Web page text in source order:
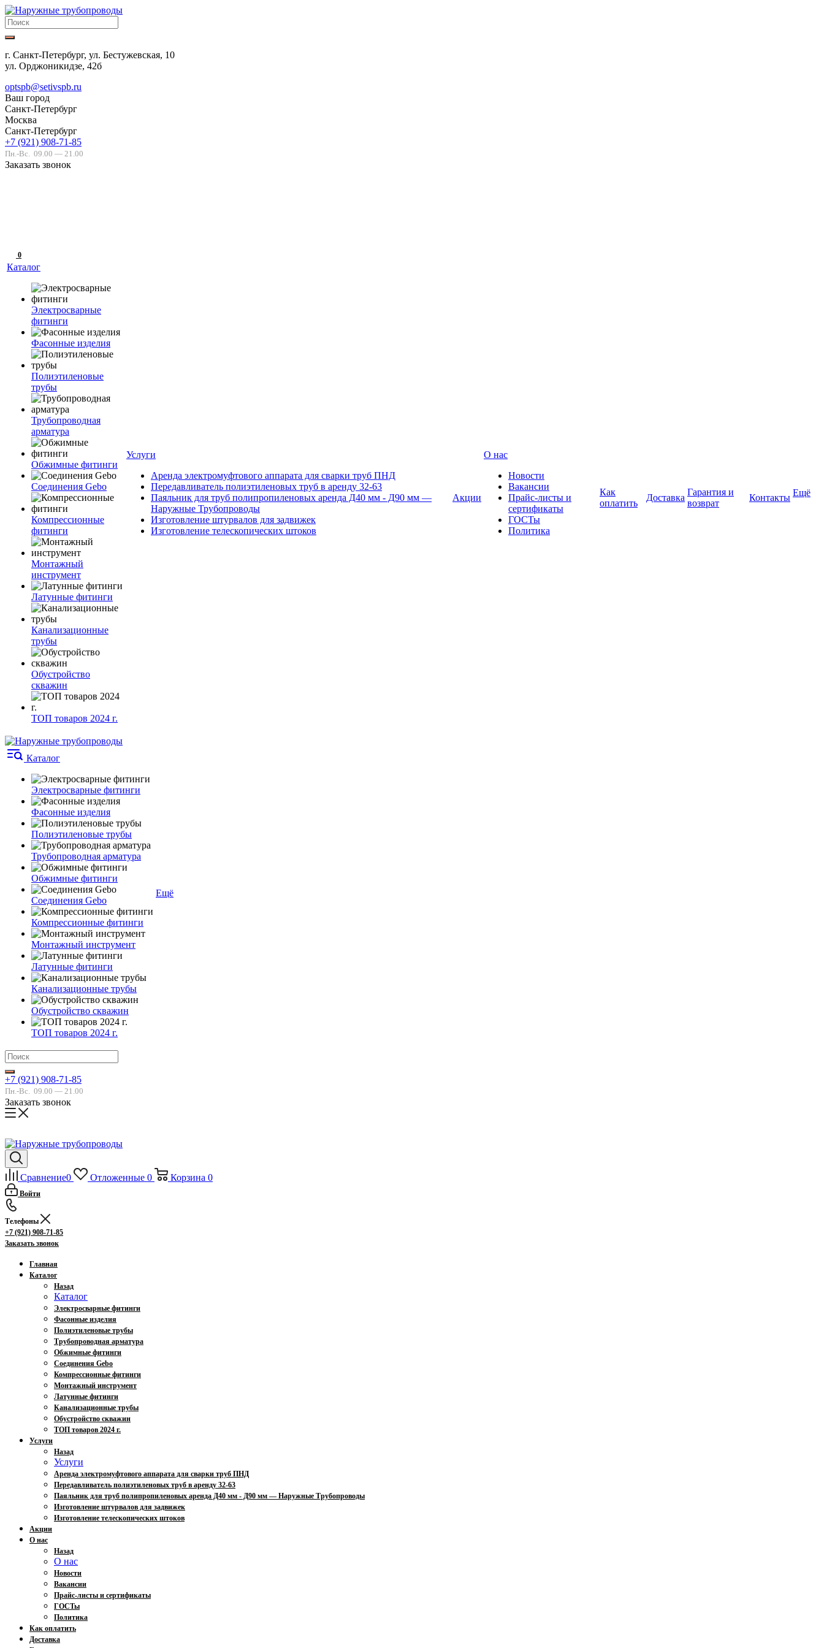
г. Санкт-Петербург, ул. Бестужевская, 10
ул. Орджоникидзе, 42б
optspb@setivspb.ru
Ваш город
Санкт-Петербург
Москва
Санкт-Петербург
+7 (921) 908-71-85
Пн.-Вс. 09.00 — 21.00
Заказать звонок
0
Каталог
Электросварные
фитинги
Фасонные изделия
Полиэтиленовые
трубы
Трубопроводная
арматура
Обжимные фитинги
Соединения Gebo
Компрессионные
фитинги
Монтажный
инструмент
Латунные фитинги
Канализационные
трубы
Обустройство
скважин
ТОП товаров 2024 г.
Услуги
Аренда электромуфтового аппарата для сварки труб ПНД
Передавливатель полиэтиленовых труб в аренду 32-63
Паяльник для труб полипропиленовых аренда Д40 мм - Д90 мм —
Наружные Трубопроводы
Изготовление штурвалов для задвижек
Изготовление телескопических штоков
Акции
О нас
Новости
Вакансии
Прайс-листы и
сертификаты
ГОСТы
Политика
Как
оплатить
Доставка
Гарантия и
возврат
Контакты Ещё
Каталог
Электросварные фитинги
Фасонные изделия
Полиэтиленовые трубы
Трубопроводная арматура
Обжимные фитинги
Соединения Gebo
Компрессионные фитинги
Монтажный инструмент
Латунные фитинги
Канализационные трубы
Обустройство скважин
ТОП товаров 2024 г.
Ещё
+7 (921) 908-71-85
Пн.-Вс. 09.00 — 21.00
Заказать звонок
Сравнение0 Отложенные 0 Корзина 0
Войти
Телефоны
+7 (921) 908-71-85
Заказать звонок
Главная
Каталог
Назад
Каталог
Электросварные фитинги
Фасонные изделия
Полиэтиленовые трубы
Трубопроводная арматура
Обжимные фитинги
Соединения Gebo
Компрессионные фитинги
Монтажный инструмент
Латунные фитинги
Канализационные трубы
Обустройство скважин
ТОП товаров 2024 г.
Услуги
Назад
Услуги
Аренда электромуфтового аппарата для сварки труб ПНД
Передавливатель полиэтиленовых труб в аренду 32-63
Паяльник для труб полипропиленовых аренда Д40 мм - Д90 мм — Наружные Трубопроводы
Изготовление штурвалов для задвижек
Изготовление телескопических штоков
Акции
О нас
Назад
О нас
Новости
Вакансии
Прайс-листы и сертификаты
ГОСТы
Политика
Как оплатить
Доставка